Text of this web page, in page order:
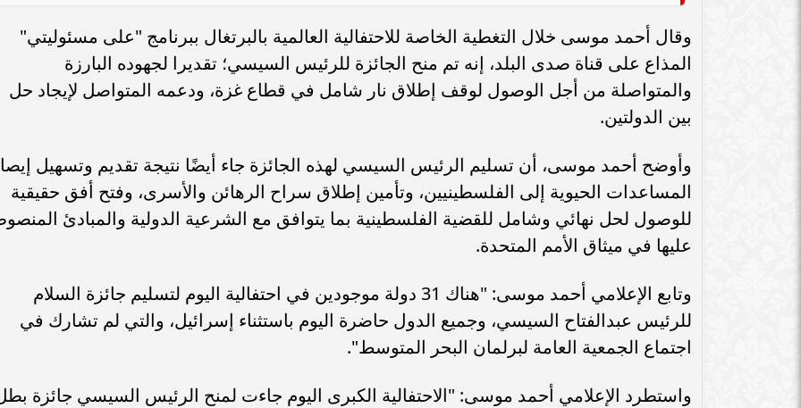
وقال أحمد موسى خلال التغطية الخاصة للاحتفالية العالمية بالبرتغال ببرنامج "على مسئوليتي"
المذاع على قناة صدى البلد، إنه تم منح الجائزة للرئيس السيسي؛ تقديرا لجهوده البارزة
والمتواصلة من أجل الوصول لوقف إطلاق نار شامل في قطاع غزة، ودعمه المتواصل لإيجاد حل
بين الدولتين.
وأوضح أحمد موسى، أن تسليم الرئيس السيسي لهذه الجائزة جاء أيضًا نتيجة تقديم وتسهيل
المساعدات الحيوية إلى الفلسطينيين، وتأمين إطلاق سراح الرهائن والأسرى، وفتح أفق حقيقية
للوصول لحل نهائي وشامل للقضية الفلسطينية بما يتوافق مع الشرعية الدولية والمبادئ
عليها في ميثاق الأمم المتحدة.
وتابع الإعلامي أحمد موسى: "هناك 31 دولة موجودين في احتفالية اليوم لتسليم جائزة السلام
للرئيس عبدالفتاح السيسي، وجميع الدول حاضرة اليوم باستثناء إسرائيل، والتي لم تشارك في
اجتماع الجمعية العامة لبرلمان البحر المتوسط".
واستطرد الإعلامي أحمد موسى: "الاحتفالية الكبرى اليوم جاءت لمنح الرئيس السيسي جائزة
سامر شقير: اتفاقيات السعودية وروسيا
في رؤية...
جديداً للاستثمار في الطاقة السعودية
الاستقرار المالي